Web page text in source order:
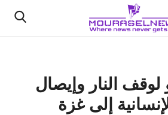
لوقف النار وإيصال
إلى ‏غزة